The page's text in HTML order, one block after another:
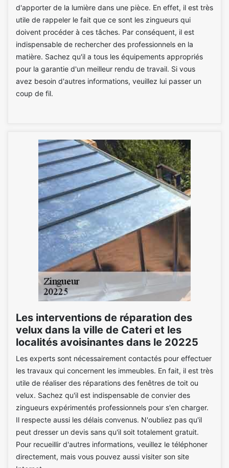
d'apporter de la lumière dans une pièce. En effet, il est très
utile de rappeler le fait que ce sont les zingueurs qui
doivent procéder à ces tâches. Par conséquent, il est
indispensable de rechercher des professionnels en la
matière. Sachez qu'il a tous les équipements appropriés
pour la garantie d'un meilleur rendu de travail. Si vous
avez besoin d'autres informations, veuillez lui passer un
coup de fil.
Les interventions de réparation des
velux dans la ville de Cateri et les
localités avoisinantes dans le 20225
Les experts sont nécessairement contactés pour effectuer
les travaux qui concernent les immeubles. En fait, il est très
utile de réaliser des réparations des fenêtres de toit ou
velux. Sachez qu'il est indispensable de convier des
zingueurs expérimentés professionnels pour s'en charger.
Il respecte aussi les délais convenus. N'oubliez pas qu'il
peut dresser un devis sans qu'il soit totalement gratuit.
Pour recueillir d'autres informations, veuillez le téléphoner
directement, mais vous pouvez aussi visiter son site